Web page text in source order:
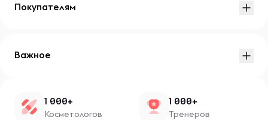
Покупателям
Важное
1 000+
Косметологов
1 000+
Тренеров